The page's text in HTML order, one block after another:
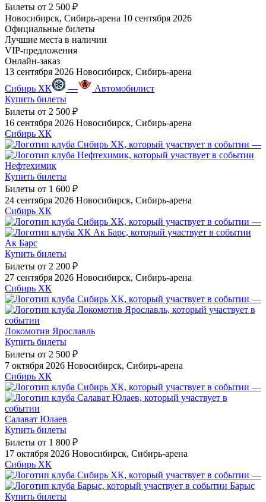
Билеты от 2 500 ₽
Новосибирск, Сибирь-арена 10 сентября 2026
Официальные билеты
Лучшие места в наличии
VIP-предложения
Онлайн-заказ
13 сентября 2026 Новосибирск, Сибирь-арена
Сибирь ХК
—
Автомобилист
Купить билеты
Билеты от 2 500 ₽
16 сентября 2026 Новосибирск, Сибирь-арена
Сибирь ХК
—
Нефтехимик
Купить билеты
Билеты от 1 600 ₽
24 сентября 2026 Новосибирск, Сибирь-арена
Сибирь ХК
—
Ак Барс
Купить билеты
Билеты от 2 200 ₽
27 сентября 2026 Новосибирск, Сибирь-арена
Сибирь ХК
—
Локомотив Ярославль
Купить билеты
Билеты от 2 500 ₽
7 октября 2026 Новосибирск, Сибирь-арена
Сибирь ХК
—
Салават Юлаев
Купить билеты
Билеты от 1 800 ₽
17 октября 2026 Новосибирск, Сибирь-арена
Сибирь ХК
—
Барыс
Купить билеты